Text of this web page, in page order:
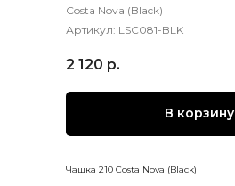
Costa Nova (Black)
Артикул: LSC081-BLK
2 120 р.
В корзину
Чашка 210 Costa Nova (Black)